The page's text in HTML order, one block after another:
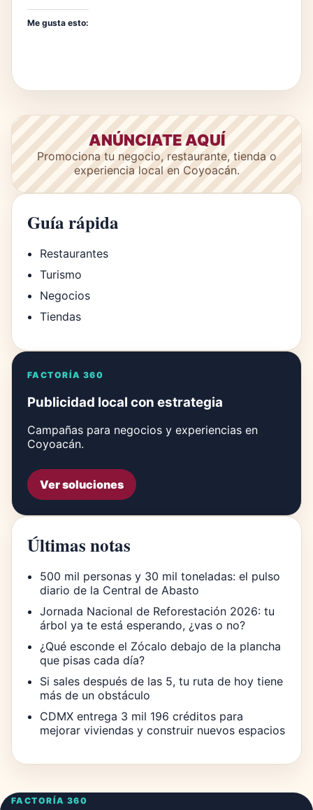
Me gusta esto:
ANÚNCIATE AQUÍ
Promociona tu negocio, restaurante, tienda o
experiencia local en Coyoacán.
Guía rápida
Restaurantes
Turismo
Negocios
Tiendas
FACTORÍA 360
Publicidad local con estrategia
Campañas para negocios y experiencias en
Coyoacán.
Ver soluciones
Últimas notas
500 mil personas y 30 mil toneladas: el pulso
diario de la Central de Abasto
Jornada Nacional de Reforestación 2026: tu
árbol ya te está esperando, ¿vas o no?
¿Qué esconde el Zócalo debajo de la plancha
que pisas cada día?
Si sales después de las 5, tu ruta de hoy tiene
más de un obstáculo
CDMX entrega 3 mil 196 créditos para
mejorar viviendas y construir nuevos espacios
FACTORÍA 360